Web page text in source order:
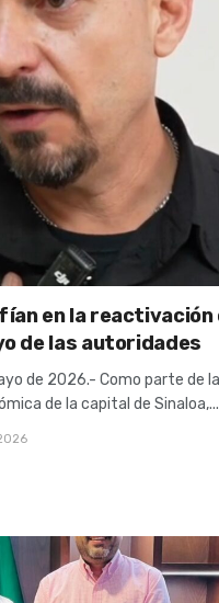
en la reactivación
de las autoridades
de 2026.- Como parte de la
de la capital de Sinaloa,...